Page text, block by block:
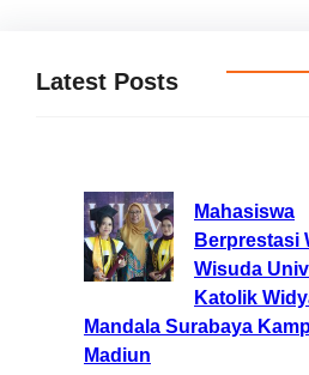
Latest Posts
Mahasiswa
Berprestasi
Wisuda
Katolik
Mandala Surabaya
Madiun